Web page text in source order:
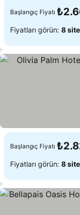
Başlangıç Fiyatı
Fiyatları görün: 8 site
Başlangıç Fiyatı
Fiyatları görün: 8 site